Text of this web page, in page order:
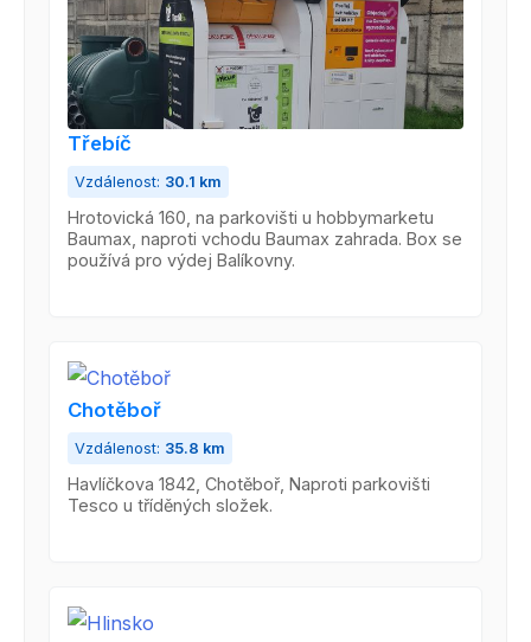
Třebíč
Vzdálenost: 30.1 km
Hrotovická 160, na parkovišti u hobbymarketu
Baumax, naproti vchodu Baumax zahrada. Box se
používá pro výdej Balíkovny.
Chotěboř
Vzdálenost: 35.8 km
Havlíčkova 1842, Chotěboř, Naproti parkovišti
Tesco u tříděných složek.